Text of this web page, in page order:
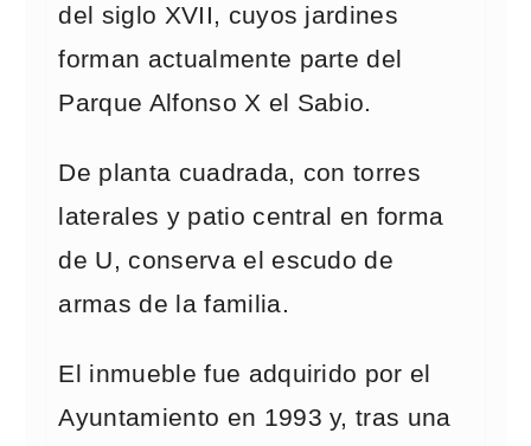
del siglo XVII, cuyos jardines
forman actualmente parte del
Parque Alfonso X el Sabio.
De planta cuadrada, con torres
laterales y patio central en forma
de U, conserva el escudo de
armas de la familia.
El inmueble fue adquirido por el
Ayuntamiento en 1993 y, tras una